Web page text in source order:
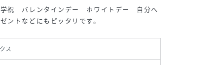
祝 バレンタインデー ホワイトデー 自分へ
トなどにもピッタリです。
ス